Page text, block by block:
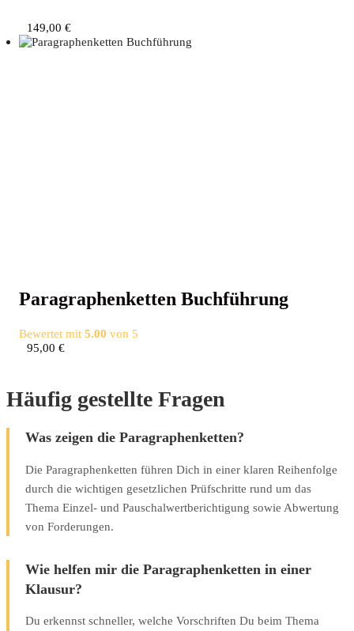
149,00 €
Para­gra­phen­ket­ten Buchführung
Bewertet mit 5.00 von 5
95,00 €
Häufig gestellte Fragen
Was zeigen die Paragraphenketten?
Die Paragraphenketten führen Dich in einer klaren Reihenfolge
durch die wichtigen gesetzlichen Prüfschritte rund um das
Thema Einzel- und Pauschalwertberichtigung sowie Abwertung
von Forderungen.
Wie helfen mir die Paragraphenketten in einer
Klausur?
Du erkennst schneller, welche Vorschriften Du beim Thema